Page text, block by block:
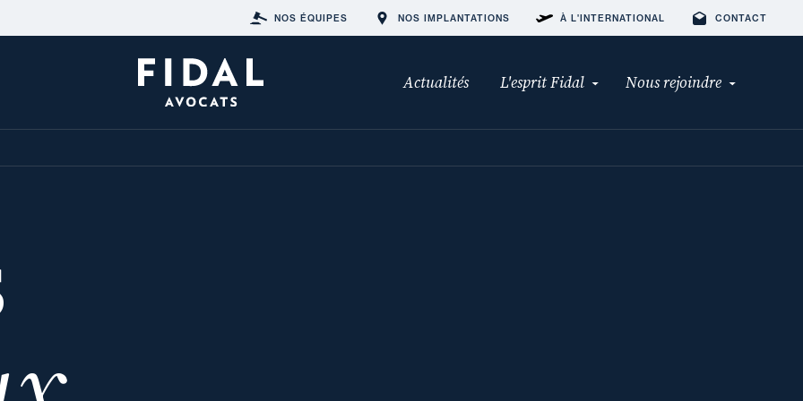
NOS ÉQUIPES NOS IMPLANTATIONS À L'INTERNATIONAL CONTACT
Actualités L'esprit Fidal Nous rejoindre